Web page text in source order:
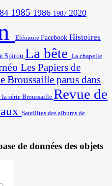
1985 1986 1987 2020
Eléonore Facebook Histoires
Spirou La bête La chapelle
Les Papiers de
Broussaille parus dans
la série Broussaille Revue de
Satellites des albums de
de données des objets